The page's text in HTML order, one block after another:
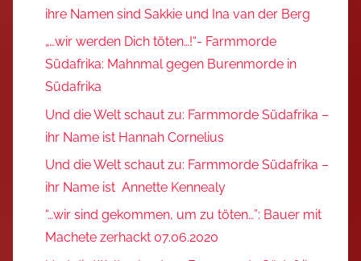
ihre Namen sind Sakkie und Ina van der Berg
„…wir werden Dich töten…!“- Farmmorde
Südafrika: Mahnmal gegen Burenmorde in
Südafrika
Und die Welt schaut zu: Farmmorde Südafrika –
ihr Name ist Hannah Cornelius
Und die Welt schaut zu: Farmmorde Südafrika –
ihr Name ist Annette Kennealy
“…wir sind gekommen, um zu töten…”: Bauer mit
Machete zerhackt 07.06.2020